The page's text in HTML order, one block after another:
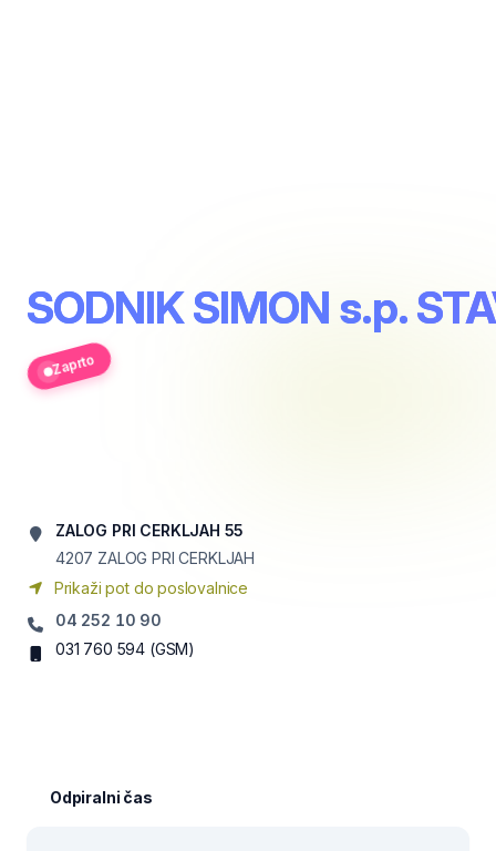
SODNIK SIMON s.p.
Zaprto
ZALOG PRI CERKLJAH 55
4207 ZALOG PRI CERKLJAH
Prikaži pot do poslovalnice
04 252 10 90
031 760 594 (GSM)
Odpiralni čas